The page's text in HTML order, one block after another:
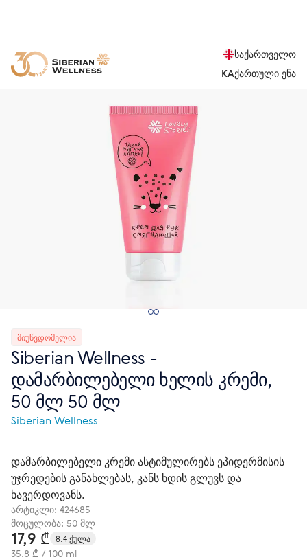
საქართველო
KAქართული ენა
ᲛᲘᲣᲬᲕᲓᲝᲛᲔᲚᲘᲐ
Siberian Wellness -
დამარბილებელი ხელის კრემი,
50 მლ 50 მლ
Siberian Wellness
დამარბილებელი კრემი ასტიმულირებს ეპიდერმისის
უჯრედების განახლებას, კანს ხდის გლუვს და
ხავერდოვანს.
არტიკლი: 424685
მოცულობა: 50 მლ
17,9 ₾ 8.4 ქულა
35,8 ₾ / 100 ml